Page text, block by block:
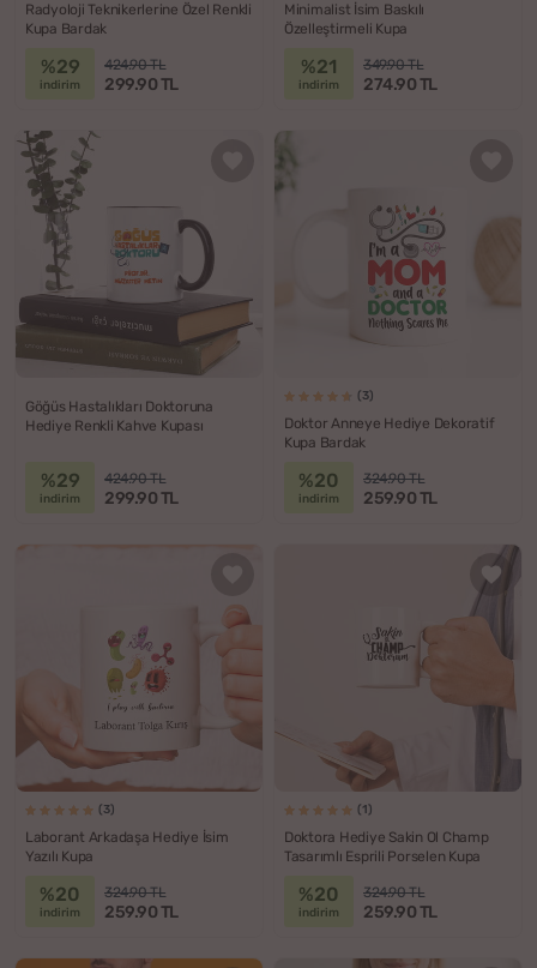
Radyoloji Teknikerlerine Özel Renkli
Kupa Bardak
%29
indirim
424.90 TL
299.90 TL
Minimalist İsim Baskılı
Özelleştirmeli Kupa
%21
indirim
349.90 TL
274.90 TL
Göğüs Hastalıkları Doktoruna
Hediye Renkli Kahve Kupası
%29
indirim
424.90 TL
299.90 TL
(3)
Doktor Anneye Hediye Dekoratif
Kupa Bardak
%20
indirim
324.90 TL
259.90 TL
(3)
Laborant Arkadaşa Hediye İsim
Yazılı Kupa
%20
indirim
324.90 TL
259.90 TL
(1)
Doktora Hediye Sakin Ol Champ
Tasarımlı Esprili Porselen Kupa
%20
indirim
324.90 TL
259.90 TL